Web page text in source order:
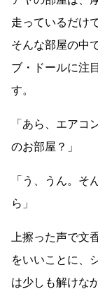
走っているだけ
そんな部屋の中
ブ・ドールに注
す。
「あら、エアコ
のお部屋？」
「う、うん。そ
ら」
上擦った声で文
をいいことに、
は少しも解けな